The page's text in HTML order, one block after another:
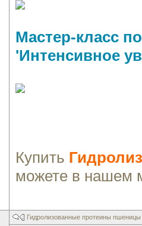
Мастер-класс
'Интенсивное
Купить
можете в нашем
Гидролизованные протеины пшеницы